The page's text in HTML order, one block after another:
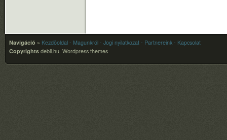
Navigáció » Kezdõoldal - Magunkról - Jogi nyilatkozat - Partnereink - Kapcsolat
Copyrights debil.hu. Wordpress themes